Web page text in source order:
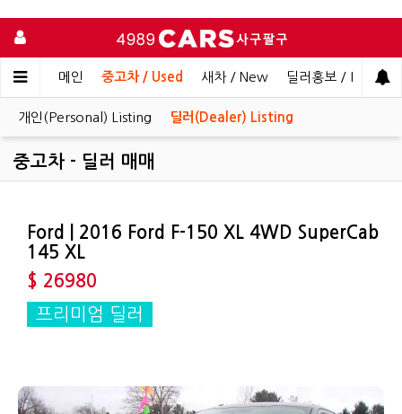
메인 중고차 / Used 새차 / New 딜러홍보 / Dealer
개인(Personal) Listing 딜러(Dealer) Listing
중고차 - 딜러 매매
Ford | 2016 Ford F-150 XL 4WD SuperCab
145 XL
$ 26980
프리미엄 딜러